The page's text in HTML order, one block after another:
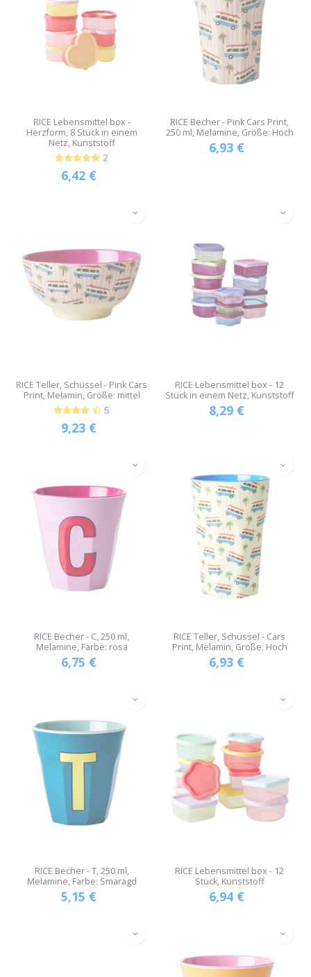
RICE Lebensmittel box -
Herzform, 8 Stück in einem
Netz, Kunststoff
2
6,42 €
RICE Becher - Pink Cars Print,
250 ml, Melamine, Größe: Hoch
6,93 €
RICE Teller, Schüssel - Pink Cars
Print, Melamin, Größe: mittel
5
9,23 €
RICE Lebensmittel box - 12
Stück in einem Netz, Kunststoff
8,29 €
RICE Becher - C, 250 ml,
Melamine, Farbe: rosa
6,75 €
RICE Teller, Schüssel - Cars
Print, Melamin, Größe: Hoch
6,93 €
RICE Becher - T, 250 ml,
Melamine, Farbe: Smaragd
5,15 €
RICE Lebensmittel box - 12
Stück, Kunststoff
6,94 €